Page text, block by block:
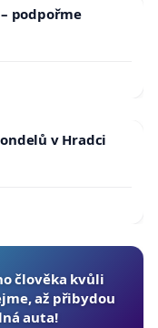
podpořme
v Hradci
člověka kvůli
až přibydou
auta!